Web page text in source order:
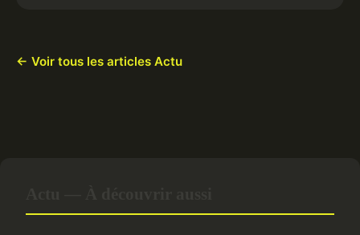
← Voir tous les articles Actu